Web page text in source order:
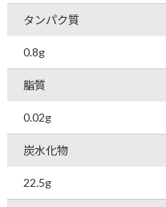
タンパク質
0.8g
脂質
0.02g
炭水化物
22.5g